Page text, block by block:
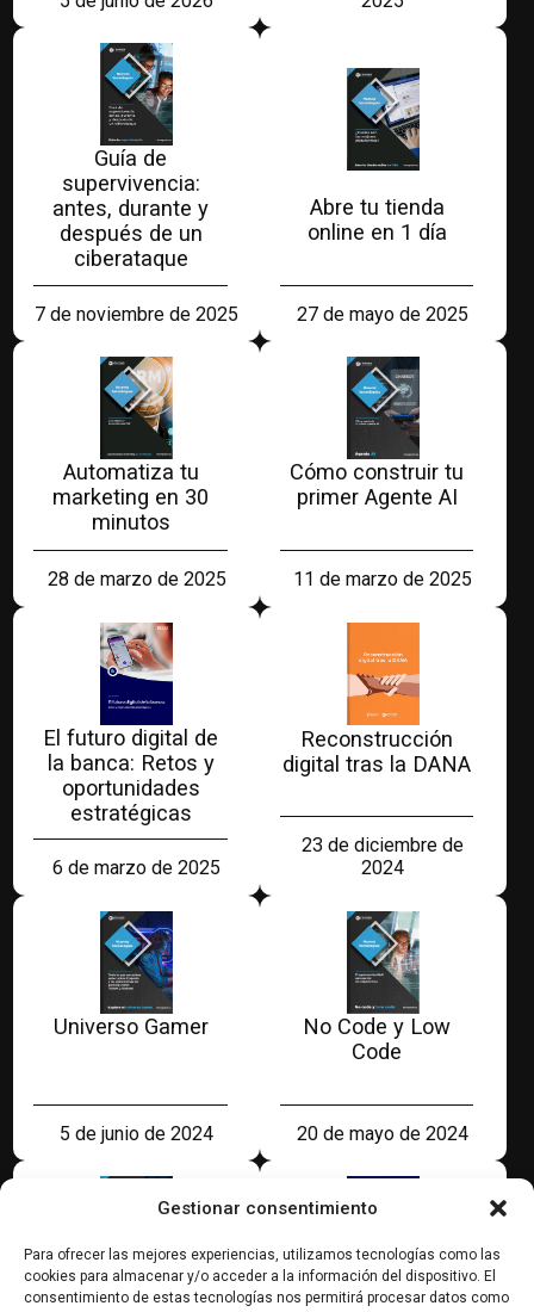
Gestionar consentimiento
Para ofrecer las mejores experiencias, utilizamos tecnologías como las
cookies para almacenar y/o acceder a la información del dispositivo. El
consentimiento de estas tecnologías nos permitirá procesar datos como
Guía de
supervivencia:
antes, durante y
después de un
ciberataque
7 de noviembre de 2025
Abre tu tienda
online en 1 día
27 de mayo de 2025
Automatiza tu
marketing en 30
minutos
28 de marzo de 2025
Cómo construir tu
primer Agente AI
11 de marzo de 2025
El futuro digital de
la banca: Retos y
oportunidades
estratégicas
6 de marzo de 2025
Reconstrucción
digital tras la DANA
23 de diciembre de
2024
Universo Gamer
5 de junio de 2024
No Code y Low
Code
20 de mayo de 2024
Cloud Computing Tendencias Retail